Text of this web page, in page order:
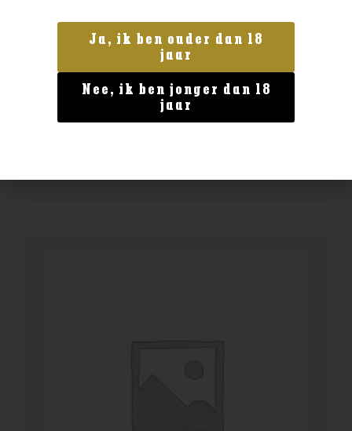
Geen categorie
Fever Tree Indian tonic 0.5l
4,99
Ja, ik ben ouder dan 18
jaar
Nee, ik ben jonger dan 18
jaar